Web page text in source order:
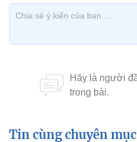
Tin cùng chuyên mục